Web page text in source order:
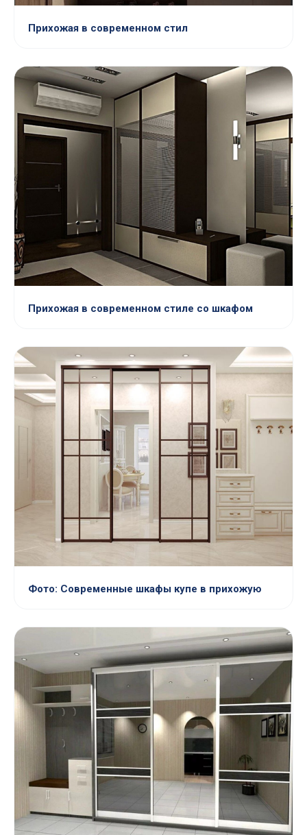
Прихожая в современном стил
Прихожая в современном стиле со шкафом
Фото: Современные шкафы купе в прихожую